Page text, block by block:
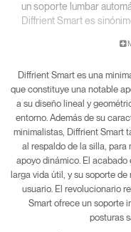
un soporte lumbar
Diffrient Smart es
sillas Liberty y Diffrient
la forma) y un sistema
ofrecer un soporte
Diffrient Smart es una
que constituye una notable
a su diseño lineal y
entorno. Además de su
minimalistas, Diffrient Smart
al respaldo de la silla, para
apoyo dinámico. El
larga vida útil, y su soporte
usuario. El revolucionario
Smart ofrece un soporte
posturas